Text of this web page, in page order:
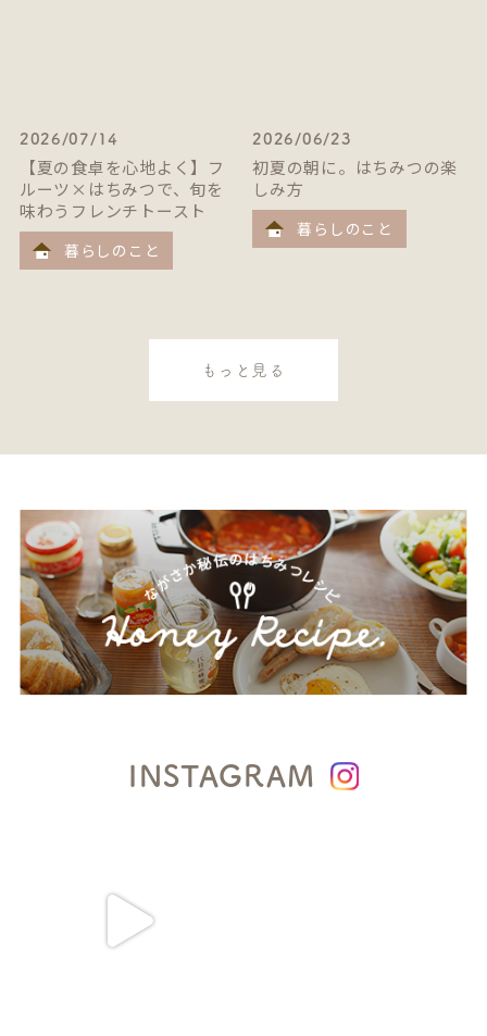
2026/07/14
【夏の食卓を心地よく】フ
ルーツ×はちみつで、旬を
味わうフレンチトースト
暮らしのこと
2026/06/23
初夏の朝に。はちみつの楽
しみ方
暮らしのこと
もっと見る
INSTAGRAM